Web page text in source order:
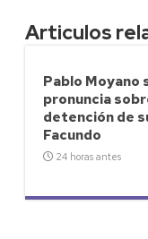
p
Articulos
Pablo Moyano
pronuncia
detención de
Facundo
24 horas antes